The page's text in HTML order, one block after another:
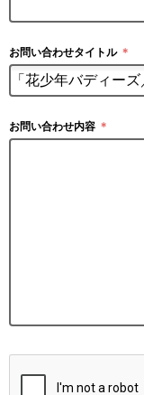
お問い合わせタイトル ＊
お問い合わせ内容 ＊